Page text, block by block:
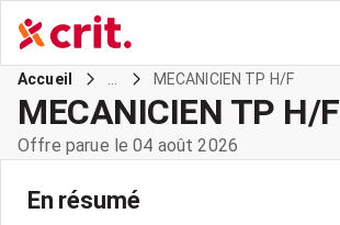
Accueil MECANICIEN TP H/F
MECANICIEN TP H/F
Offre parue le 04 août 2026
En résumé